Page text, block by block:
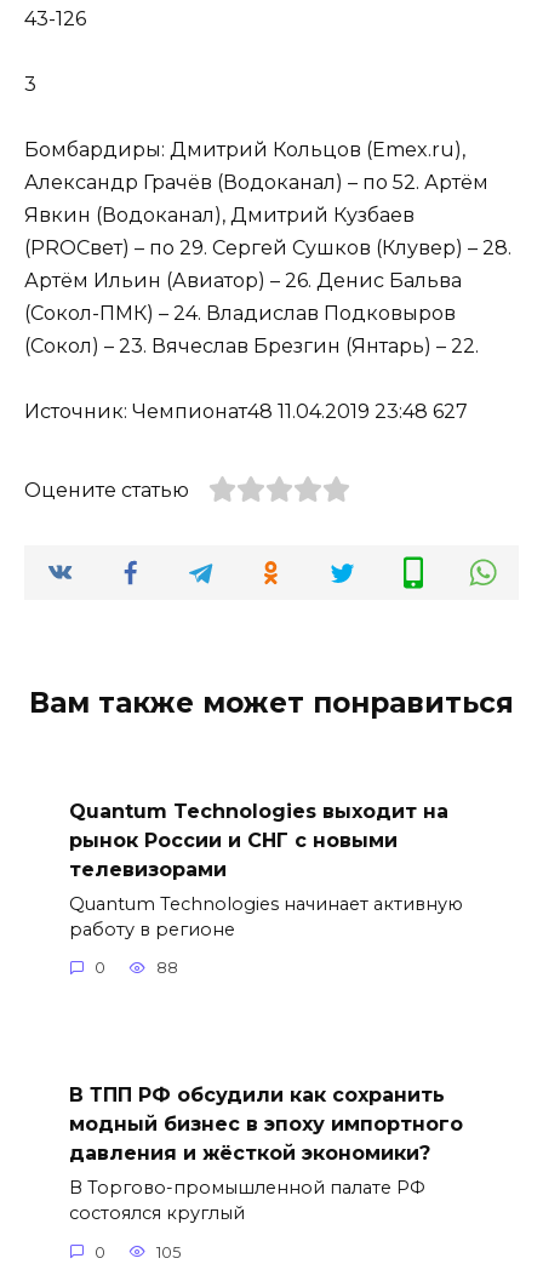
43-126
3
Бомбардиры: Дмитрий Кольцов (Emex.ru),
Александр Грачёв (Водоканал) – по 52. Артём
Явкин (Водоканал), Дмитрий Кузбаев
(PROСвет) – по 29. Сергей Сушков (Клувер) – 28.
Артём Ильин (Авиатор) – 26. Денис Бальва
(Сокол-ПМК) – 24. Владислав Подковыров
(Сокол) – 23. Вячеслав Брезгин (Янтарь) – 22.
Источник: Чемпионат48 11.04.2019 23:48 627
Оцените статью
Вам также может понравиться
Quantum Technologies выходит на
рынок России и СНГ с новыми
телевизорами
Quantum Technologies начинает активную
работу в регионе
0 88
В ТПП РФ обсудили как сохранить
модный бизнес в эпоху импортного
давления и жёсткой экономики?
В Торгово-промышленной палате РФ
состоялся круглый
0 105